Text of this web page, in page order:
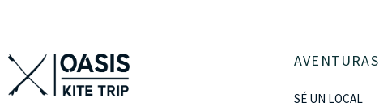
AVENTURAS
SÉ UN LOCAL